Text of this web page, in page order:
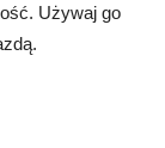
Używaj go